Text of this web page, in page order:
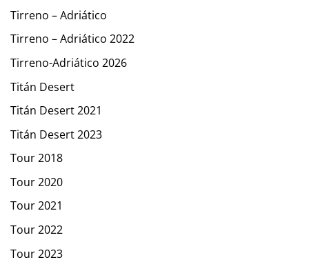
Tirreno – Adriático
Tirreno – Adriático 2022
Tirreno-Adriático 2026
Titán Desert
Titán Desert 2021
Titán Desert 2023
Tour 2018
Tour 2020
Tour 2021
Tour 2022
Tour 2023